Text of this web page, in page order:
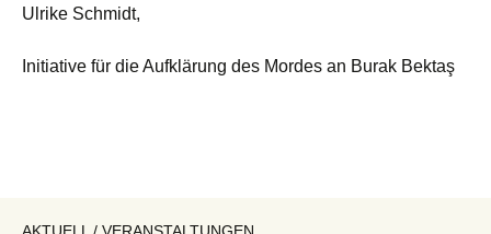
Ulrike Schmidt,
Initiative für die Aufklärung des Mordes an Burak Bektaş